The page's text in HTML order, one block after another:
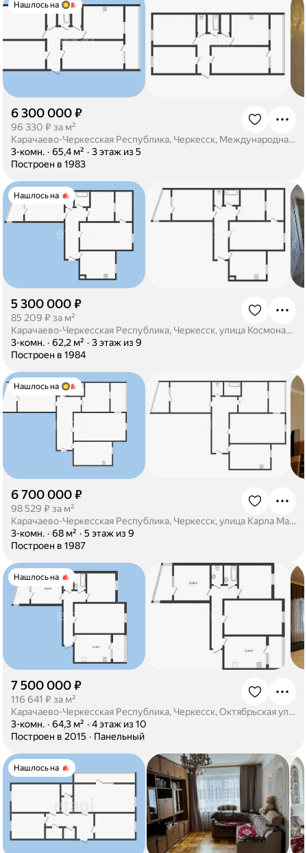
Нашлось на
6 300 000 ₽
96 330 ₽ за м²
Карачаево-Черкесская Республика, Черкесск, Международная улица, 5
3-комн. · 65,4 м² · 3 этаж из 5
Построен в 1983
Нашлось на
5 300 000 ₽
85 209 ₽ за м²
Карачаево-Черкесская Республика, Черкесск, улица Космонавтов, 29
3-комн. · 62,2 м² · 3 этаж из 9
Построен в 1984
Нашлось на
6 700 000 ₽
98 529 ₽ за м²
Карачаево-Черкесская Республика, Черкесск, улица Карла Маркса, 112
3-комн. · 68 м² · 5 этаж из 9
Построен в 1987
Нашлось на
7 500 000 ₽
116 641 ₽ за м²
Карачаево-Черкесская Республика, Черкесск, Октябрьская улица, 346
3-комн. · 64,3 м² · 4 этаж из 10
Построен в 2015 · Панельный
Нашлось на